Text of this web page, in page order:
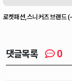
로켓패션, 스니커즈 브랜드
댓글목록 0